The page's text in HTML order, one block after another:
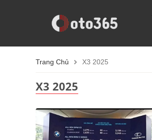
Trang Chủ X3 2025
X3 2025